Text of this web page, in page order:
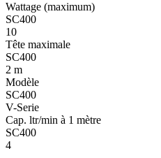
Wattage (maximum)
SC400
10
Tête maximale
SC400
2 m
Modèle
SC400
V-Serie
Cap. ltr/min à 1 mètre
SC400
4